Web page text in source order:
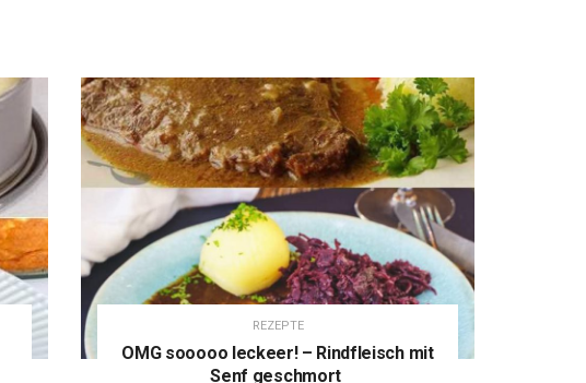
REZEPTE
OMG sooooo leckeer! – Rindfleisch mit
Senf geschmort